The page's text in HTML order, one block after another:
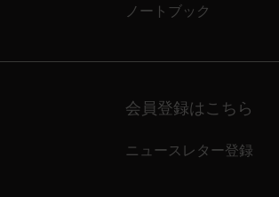
ノートブック
会員登録はこちら
ニュースレター登録